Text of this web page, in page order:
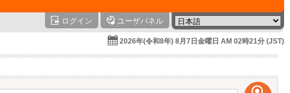
ログイン ユーザパネル
2026年(令和8年) 8月7日金曜日 AM 02時21分 (JST)